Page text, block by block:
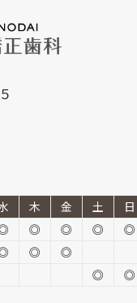
木 金 土 日
◎ ◎ ◎ ◎
◎ ◎
◎ ◎